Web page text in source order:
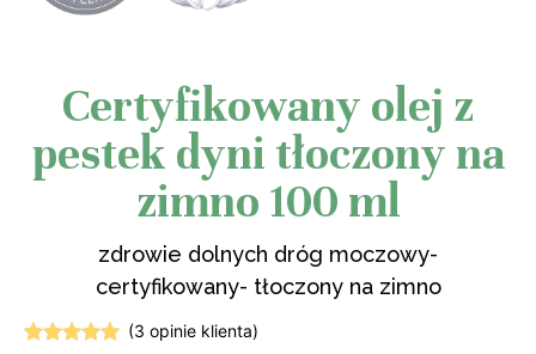
Certyfikowany olej z
pestek dyni tłoczony na
zimno 100 ml
zdrowie dolnych dróg moczowy-
certyfikowany- tłoczony na zimno
(3 opinie klienta)